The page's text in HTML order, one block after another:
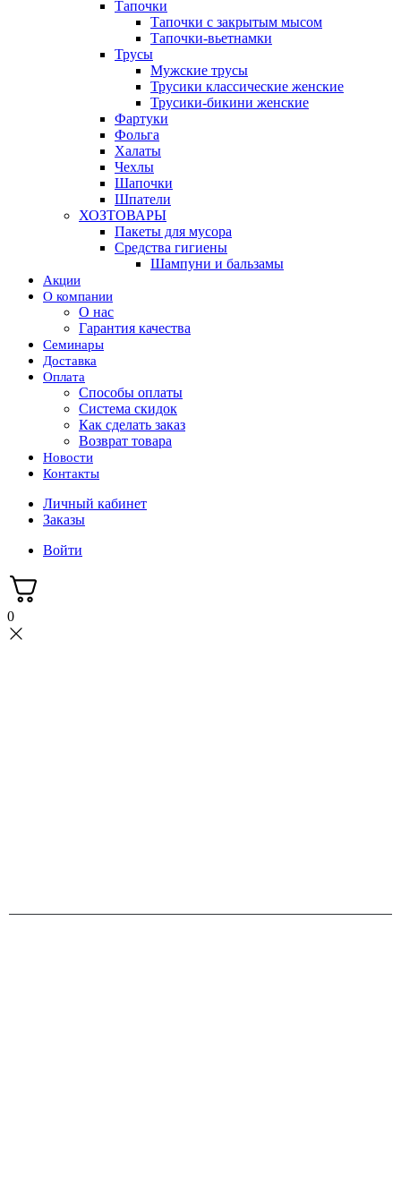
Тапочки
Тапочки с закрытым мысом
Тапочки-вьетнамки
Трусы
Мужские трусы
Трусики классические женские
Трусики-бикини женские
Фартуки
Фольга
Халаты
Чехлы
Шапочки
Шпатели
ХОЗТОВАРЫ
Пакеты для мусора
Средства гигиены
Шампуни и бальзамы
Акции
О компании
О нас
Гарантия качества
Семинары
Доставка
Оплата
Способы оплаты
Система скидок
Как сделать заказ
Возврат товара
Новости
Контакты
Личный кабинет
Заказы
Войти
0